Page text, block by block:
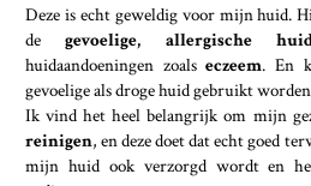
Deze is echt geweldig voor mijn huid.
degevoelige, allergische
huidaandoeningen zoalseczeem. En
gevoelige als droge huid gebruikt
Ik vind het heel belangrijk om mijn
reinigen, en deze doet dat echt goed
mijn huid ook verzorgd wordt en